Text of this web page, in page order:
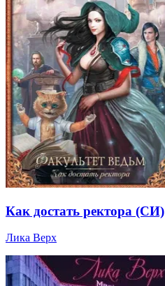
Как достать ректора (СИ)
Лика Верх